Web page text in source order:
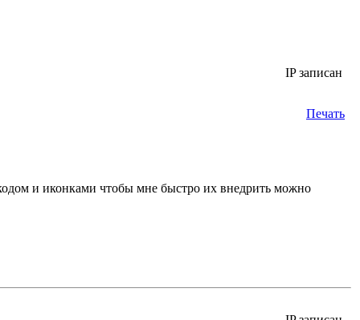
IP записан
Печать
и иконками чтобы мне быстро их внедрить можно